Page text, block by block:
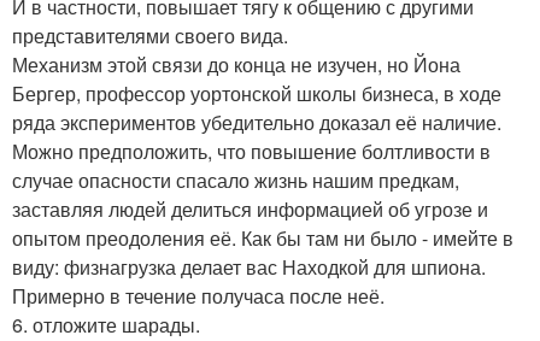
И в частности, повышает тягу к общению с другими
представителями своего вида.
Механизм этой связи до конца не изучен, но Йона
Бергер, профессор уортонской школы бизнеса, в ходе
ряда экспериментов убедительно доказал её наличие.
Можно предположить, что повышение болтливости в
случае опасности спасало жизнь нашим предкам,
заставляя людей делиться информацией об угрозе и
опытом преодоления её. Как бы там ни было - имейте в
виду: физнагрузка делает вас Находкой для шпиона.
Примерно в течение получаса после неё.
6. отложите шарады.